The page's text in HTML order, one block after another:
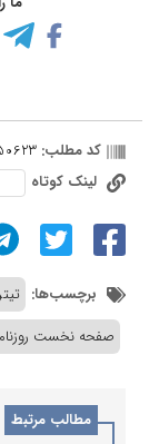
کد مطلب:
لینک کوتاه
برچسب‌ها:
صفحه نخست
مطالب مرتبط